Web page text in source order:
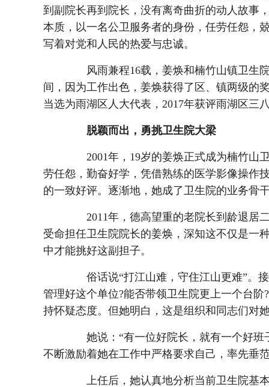
到副院长再到院长，没有离奇曲折的动人故事
本质，以一名公卫服务者的身份，任劳任怨，
写着对党和人民的热爱与忠诚。
风雨兼程16载，姜焕和楠竹山镇卫生院
间，因为工作出色，姜焕获得了区、镇两级的
当选为雨湖区人大代表，2017年获评雨湖区三
脱颖而出，勇挑卫生院大梁
2001年，19岁的姜焕正式成为楠竹山
劳任怨，勤奋好学，凭借熟练的医学影像操作
的一致好评。逐渐地，她成了卫生院的业务骨
2011年，德高望重的老院长到龄退居二
受命担任卫生院院长的姜焕，深知这不仅是一
中才能挑好这副担子。
俗话说“打江山难，守住江山更难”。接
管理好这个单位?能否带领卫生院更上一个台
持怀疑态度。但她明白，这是组织和同志们对
她说：“有一位好院长，就有一个好班
不断激励着她在工作中严格要求自己，率先垂
上任后，她认真地分析当前卫生院基本